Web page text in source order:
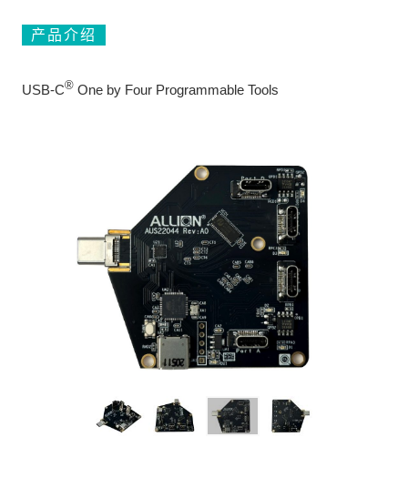
产品介绍
USB-C®One by Four Programmable Tools